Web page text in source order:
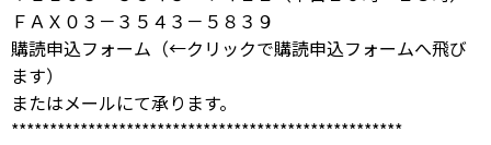
ＦＡＸ０３－３５４３－５８３９
購読申込フォーム （←クリックで購読申込フォームへ飛び
ます）
またはメールにて承ります。
***************************************************